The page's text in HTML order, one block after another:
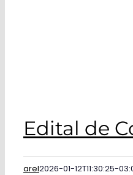
Edital de
arel2026-01-12T11:30:25-